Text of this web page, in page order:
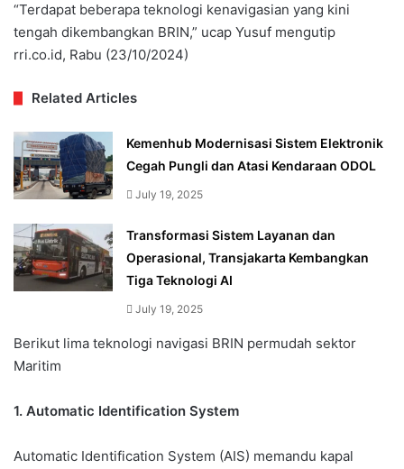
“Terdapat beberapa teknologi kenavigasian yang kini
tengah dikembangkan BRIN,” ucap Yusuf mengutip
rri.co.id, Rabu (23/10/2024)
Related Articles
Kemenhub Modernisasi Sistem Elektronik
Cegah Pungli dan Atasi Kendaraan ODOL
July 19, 2025
Transformasi Sistem Layanan dan
Operasional, Transjakarta Kembangkan
Tiga Teknologi AI
July 19, 2025
Berikut lima teknologi navigasi BRIN permudah sektor
Maritim
1. Automatic Identification System
Automatic Identification System (AIS) memandu kapal